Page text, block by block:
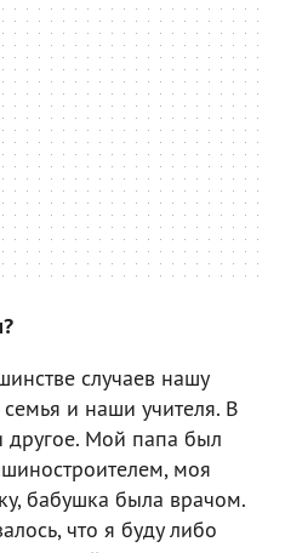
случаев нашу
и наши учителя. В
другое. Мой папа был
моя
бабушка была врачом.
что я буду либо